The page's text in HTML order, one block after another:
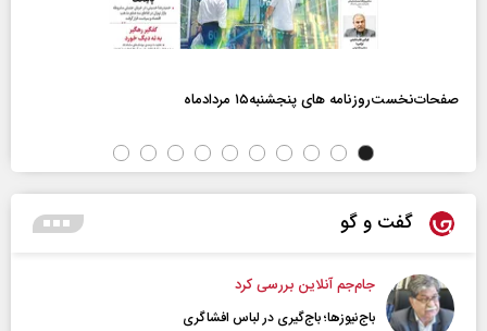
صفحات‌نخست‌روزنامه ها‌ی پنجشنبه‌۱۵ مردادماه
گفت و گو
جام‌جم آنلاین بررسی کرد
باج‌نیوزها؛ باج‌گیری در لباس افشاگری